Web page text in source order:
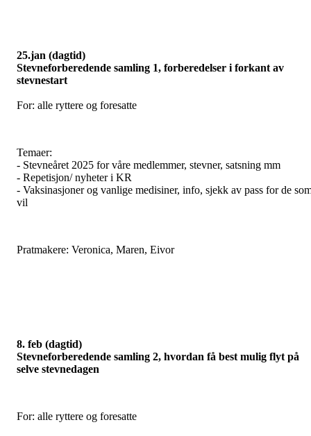
25.jan (dagtid)
Stevneforberedende samling 1, forberedelser i forkant av
stevnestart
For: alle ryttere og foresatte
Temaer:
- Stevneåret 2025 for våre medlemmer, stevner, satsning mm
- Repetisjon/ nyheter i KR
- Vaksinasjoner og vanlige medisiner, info, sjekk av pass for de
vil
Pratmakere: Veronica, Maren, Eivor
8. feb (dagtid)
Stevneforberedende samling 2, hvordan få best mulig flyt på
selve stevnedagen
For: alle ryttere og foresatte